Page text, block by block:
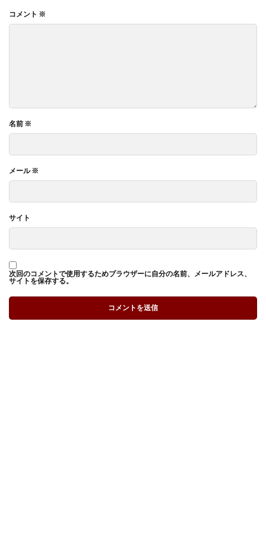
コメント ※
名前 ※
メール※
サイト
次回のコメントで使用するためブラウザーに自分の名前、メールアドレス、
サイトを保存する。